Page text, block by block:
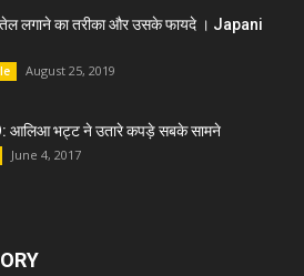
तेल लगाने का तरीका और उसके फायदे । Japani
August 25, 2019
आलिआ भट्ट ने उतारे कपड़े सबके सामने
June 4, 2017